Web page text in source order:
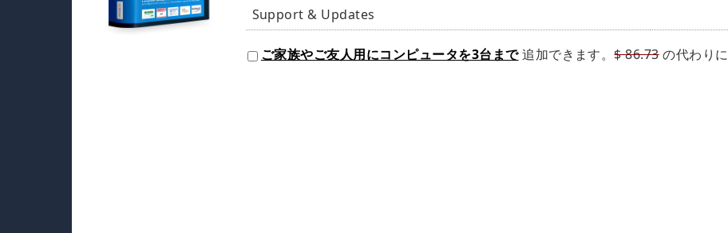
Support & Updates
ご家族やご友人用にコンピュータを3台まで追加できます。$ 86.73の代わりに